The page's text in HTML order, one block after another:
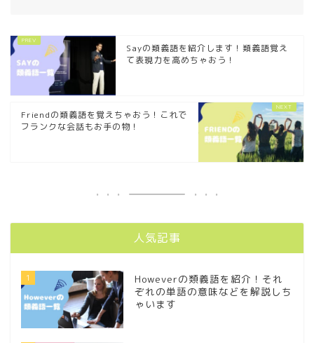
Sayの類義語を紹介します！類義語覚え
て表現力を高めちゃおう！
Friendの類義語を覚えちゃおう！これで
フランクな会話もお手の物！
人気記事
1
Howeverの類義語を紹介！それ
ぞれの単語の意味などを解説しち
ゃいます